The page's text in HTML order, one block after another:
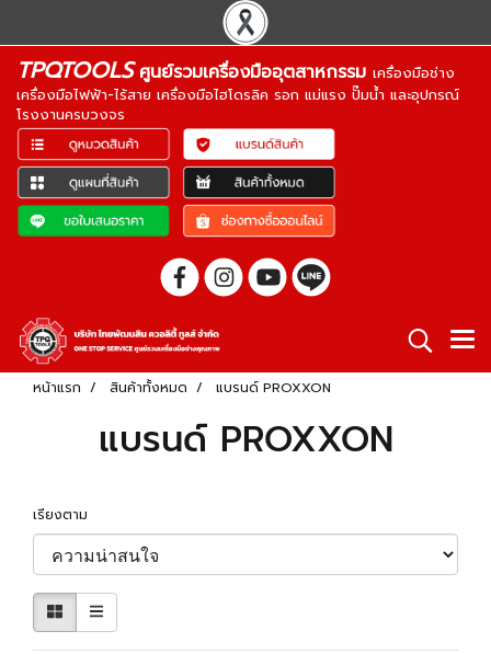
TPQTOOLSศูนย์รวมเครื่องมืออุตสาหกรรม เครื่องมือช่าง
เครื่องมือไฟฟ้า-ไร้สาย เครื่องมือไฮโดรลิค รอก แม่แรง ปั๊มน้ำ และอุปกรณ์
โรงงานครบวงจร
หน้าแรก สินค้าทั้งหมด แบรนด์ PROXXON
แบรนด์ PROXXON
เรียงตาม